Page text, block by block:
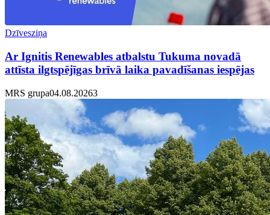
Dzīvesziņa
Ar Ignitis Renewables atbalstu Tukuma novadā
attīsta ilgtspējīgas brīvā laika pavadīšanas iespējas
MRS grupa04.08.20263